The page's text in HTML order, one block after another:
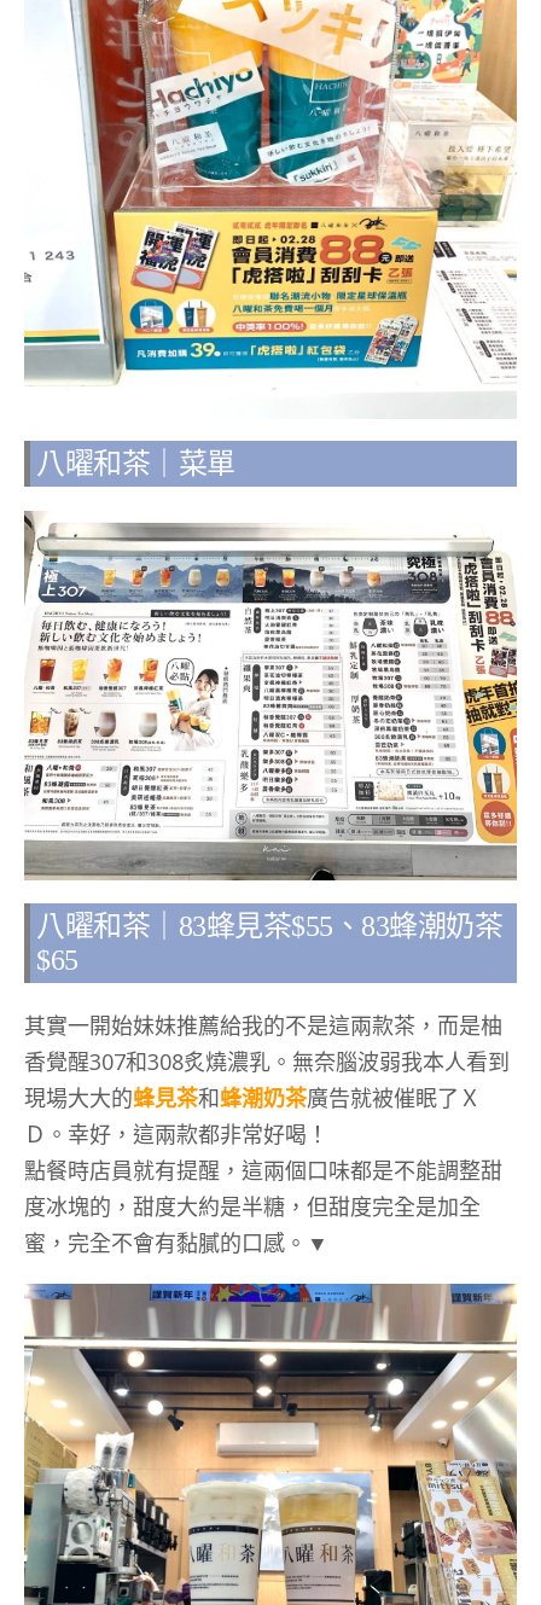
八曜和茶｜菜單
八曜和茶｜83蜂見茶$55、83蜂潮奶茶
$65
其實一開始妹妹推薦給我的不是這兩款茶，而是柚
香覺醒307和308炙燒濃乳。無奈腦波弱我本人看到
現場大大的蜂見茶和蜂潮奶茶廣告就被催眠了Ｘ
Ｄ。幸好，這兩款都非常好喝！
點餐時店員就有提醒，這兩個口味都是不能調整甜
度冰塊的，甜度大約是半糖，但甜度完全是加全
蜜，完全不會有黏膩的口感。▼